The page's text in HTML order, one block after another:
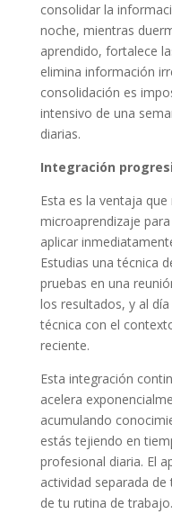
consolidar la
noche, mientras
aprendido, fortalece
elimina información
consolidación es
intensivo de una
diarias.
Integración
Esta es la ventaja
microaprendizaje
aplicar
Estudias una técnica
pruebas en una
los resultados, y al
técnica con el
reciente.
Esta integración
acelera
acumulando
estás tejiendo en
profesional diaria. El
actividad separada
de tu rutina de trabajo.